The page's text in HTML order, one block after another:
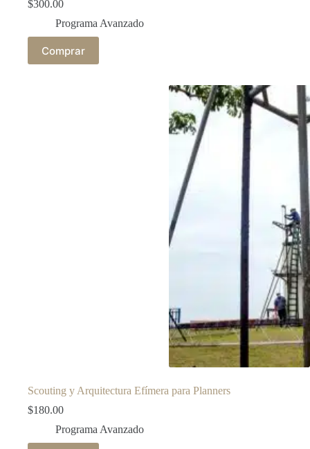
$300.00
Programa Avanzado
Comprar
Scouting y Arquitectura Efímera para Planners
$180.00
Programa Avanzado